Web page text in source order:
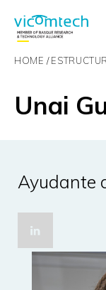
HOME
Unai
Ayudante